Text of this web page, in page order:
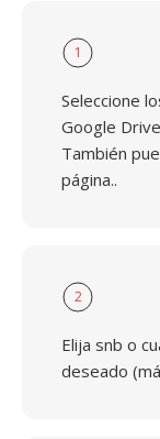
1
Seleccione
Google
También
página..
2
Elija snb o
deseado